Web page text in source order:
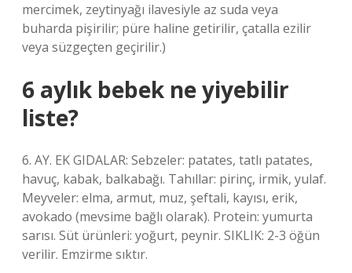
mercimek, zeytinyağı ilavesiyle az suda veya
buharda pişirilir; püre haline getirilir, çatalla ezilir
veya süzgeçten geçirilir.)
6 aylık bebek ne yiyebilir
liste?
6. AY. EK GIDALAR: Sebzeler: patates, tatlı patates,
havuç, kabak, balkabağı. Tahıllar: pirinç, irmik, yulaf.
Meyveler: elma, armut, muz, şeftali, kayısı, erik,
avokado (mevsime bağlı olarak). Protein: yumurta
sarısı. Süt ürünleri: yoğurt, peynir. SIKLIK: 2-3 öğün
verilir. Emzirme sıktır.